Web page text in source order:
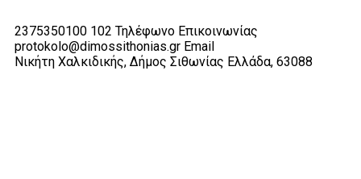
2375350100 102 Τηλέφωνο Επικοινωνίας
protokolo@dimossithonias.gr Email
Νικήτη Χαλκιδικής, Δήμος Σιθωνίας Ελλάδα, 63088